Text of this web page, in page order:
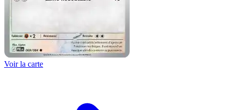
Voir la carte